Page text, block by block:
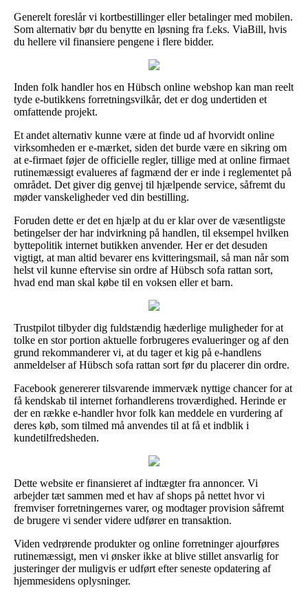
Generelt foreslår vi kortbestillinger eller betalinger med mobilen.
Som alternativ bør du benytte en løsning fra f.eks. ViaBill, hvis
du hellere vil finansiere pengene i flere bidder.
Inden folk handler hos en Hübsch online webshop kan man reelt
tyde e-butikkens forretningsvilkår, det er dog undertiden et
omfattende projekt.
Et andet alternativ kunne være at finde ud af hvorvidt online
virksomheden er e-mærket, siden det burde være en sikring om
at e-firmaet føjer de officielle regler, tillige med at online firmaet
rutinemæssigt evalueres af fagmænd der er inde i reglementet på
området. Det giver dig genvej til hjælpende service, såfremt du
møder vanskeligheder ved din bestilling.
Foruden dette er det en hjælp at du er klar over de væsentligste
betingelser der har indvirkning på handlen, til eksempel hvilken
byttepolitik internet butikken anvender. Her er det desuden
vigtigt, at man altid bevarer ens kvitteringsmail, så man når som
helst vil kunne eftervise sin ordre af Hübsch sofa rattan sort,
hvad end man skal købe til en voksen eller et barn.
Trustpilot tilbyder dig fuldstændig hæderlige muligheder for at
tolke en stor portion aktuelle forbrugeres evalueringer og af den
grund rekommanderer vi, at du tager et kig på e-handlens
anmeldelser af Hübsch sofa rattan sort før du placerer din ordre.
Facebook genererer tilsvarende immervæk nyttige chancer for at
få kendskab til internet forhandlerens troværdighed. Herinde er
der en række e-handler hvor folk kan meddele en vurdering af
deres køb, som tilmed må anvendes til at få et indblik i
kundetilfredsheden.
Dette website er finansieret af indtægter fra annoncer. Vi
arbejder tæt sammen med et hav af shops på nettet hvor vi
fremviser forretningernes varer, og modtager provision såfremt
de brugere vi sender videre udfører en transaktion.
Viden vedrørende produkter og online forretninger ajourføres
rutinemæssigt, men vi ønsker ikke at blive stillet ansvarlig for
justeringer der muligvis er udført efter seneste opdatering af
hjemmesidens oplysninger.